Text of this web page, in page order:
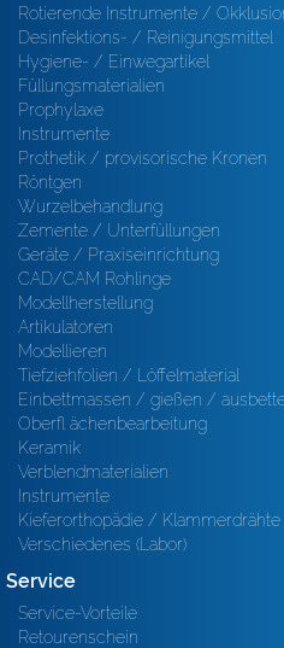
Rotierende Instrumente /
Desinfektions- / Reinigungsmittel
Hygiene- / Einwegartikel
Füllungsmaterialien
Prophylaxe
Instrumente
Prothetik / provisorische Kronen
Röntgen
Wurzelbehandlung
Zemente / Unterfüllungen
Geräte / Praxiseinrichtung
CAD/CAM Rohlinge
Modellherstellung
Artikulatoren
Modellieren
Tiefziehfolien / Löffelmaterial
Einbettmassen / gießen /
Oberfl ächenbearbeitung
Keramik
Verblendmaterialien
Instrumente
Kieferorthopädie / Klammerdrähte
Verschiedenes (Labor)
Service
Service-Vorteile
Retourenschein